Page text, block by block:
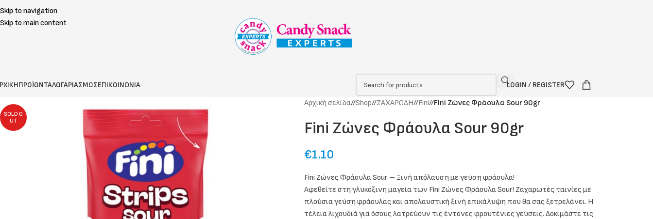
Skip to navigation
Skip to main content
ΠΡΟΪΟΝΤΑΛΟΓΑΡΙΑΣΜΟΣΕΠΙΚΟΙΝΩΝΙΑ LOGIN / REGISTER
SOLD O
UT
Αρχική σελίδα/ Shop/ ΖΑΧΑΡΩΔΗ/ Fini/ Fini Ζώνες Φράουλα Sour 90gr
Fini Ζώνες Φράουλα Sour 90gr
€1.10
Fini Ζώνες Φράουλα Sour – Ξινή απόλαυση με γεύση φράουλα!
Αφεθείτε στη γλυκόξινη μαγεία των Fini Ζώνες Φράουλα Sour! Ζαχαρωτές ταινίες με
πλούσια γεύση φράουλας και απολαυστική ξινή επικάλυψη που θα σας ξετρελάνει. Η
τέλεια λιχουδιά για όσους λατρεύουν τις έντονες φρουτένιες γεύσεις. Δοκιμάστε τις